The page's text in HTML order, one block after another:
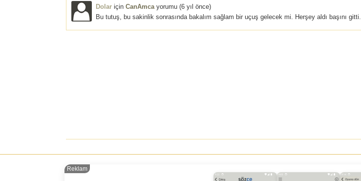
Dolar için CanAmcayorumu (6 yıl önce)
Bu tutuş, bu sakinlik sonrasında bakalım sağlam bir uçuş gelecek mi. Herşey aldı başını gitti.
Reklam